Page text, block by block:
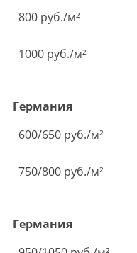
800 руб./м²
1000 руб./м²
Германия
600/650 руб./м²
750/800 руб./м²
Германия